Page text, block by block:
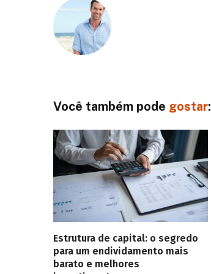
Você também pode gostar:
Estrutura de capital: o segredo
para um endividamento mais
barato e melhores